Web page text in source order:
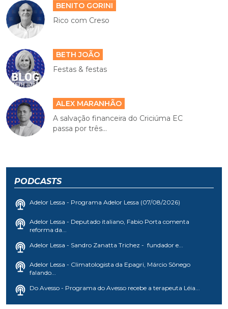
BENITO GORINI
Rico com Creso
BETH JOÃO
Festas & festas
ALEX MARANHÃO
A salvação financeira do Criciúma EC
passa por três...
PODCASTS
Adelor Lessa - Programa Adelor Lessa (07/08/2026)
Adelor Lessa - Deputado italiano, Fabio Porta comenta
reforma da...
Adelor Lessa - Sandro Zanatta Trichez - fundador e...
Adelor Lessa - Climatologista da Epagri, Márcio Sônego
falando...
Do Avesso - Programa do Avesso recebe a terapeuta Léia...